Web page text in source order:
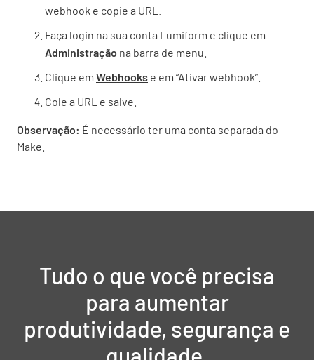
webhook e copie a URL.
Faça login na sua conta Lumiform e clique em
Administração na barra de menu.
Clique em Webhooks e em “Ativar webhook”.
Cole a URL e salve.
Observação: É necessário ter uma conta separada do
Make.
Tudo o que você precisa
para aumentar
produtividade, segurança e